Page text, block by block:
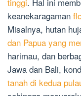
keanekaragaman
Misalnya, hutan
dan Papua yang
harimau, dan
Jawa dan Bali,
tanah di kedua